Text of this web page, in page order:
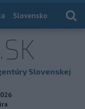
Slovensko
.SK
Slovenskej